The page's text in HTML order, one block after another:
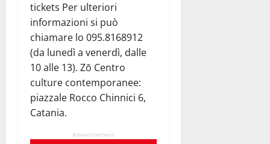
tickets Per ulteriori
informazioni si può
chiamare lo 095.8168912
(da lunedì a venerdì, dalle
10 alle 13). Zō Centro
culture contemporanee:
piazzale Rocco Chinnici 6,
Catania.
Advertisement